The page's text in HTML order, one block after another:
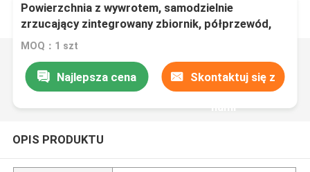
Powierzchnia z wywrotem, samodzielnie
zrzucający zintegrowany zbiornik, półprzewód,
przewóz płynów, zbiornik, zbiornik oleju
MOQ：1 szt
Najlepsza cena Skontaktuj się z
nami
OPIS PRODUKTU